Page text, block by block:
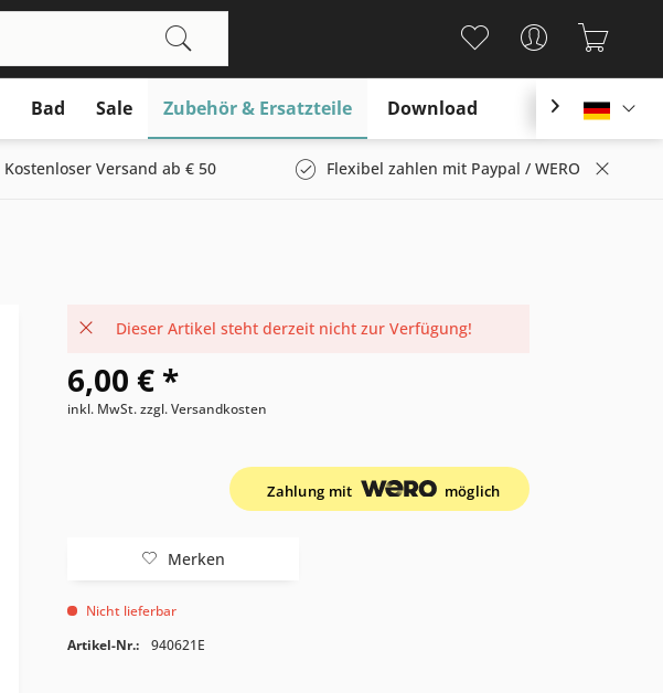
Bad Sale Zubehör & Ersatzteile Download 
Kostenloser Versand ab € 50 Flexibel zahlen mit Paypal / WERO
Dieser Artikel steht derzeit nicht zur Verfügung!
6,00 € *
inkl. MwSt.zzgl. Versandkosten
Zahlung mit möglich
Merken
Nicht lieferbar
Artikel-Nr.:
940621E